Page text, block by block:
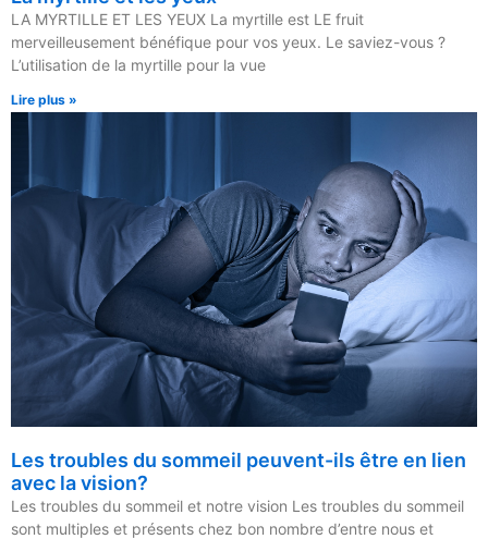
LA MYRTILLE ET LES YEUX La myrtille est LE fruit
merveilleusement bénéfique pour vos yeux. Le saviez-vous ?
L’utilisation de la myrtille pour la vue
Lire plus »
Les troubles du sommeil peuvent-ils être en lien
avec la vision?
Les troubles du sommeil et notre vision Les troubles du sommeil
sont multiples et présents chez bon nombre d’entre nous et